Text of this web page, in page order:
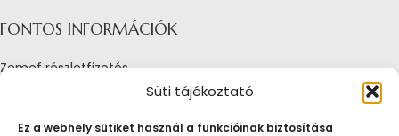
Süti tájékoztató
Ez a webhely sütiket használ a funkcióinak biztosítása
FONTOS INFORMÁCIÓK
Zemef részletfizetés
Adatkezelési tájékoztató
Tájékoztató sütik alkalmazásáról